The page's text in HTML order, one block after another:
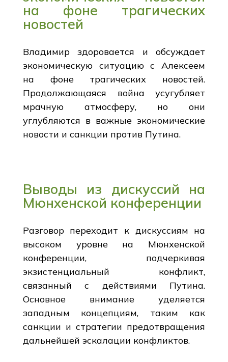
на фоне трагических
новостей
Владимир здоровается и обсуждает
экономическую ситуацию с Алексеем
на фоне трагических новостей.
Продолжающаяся война усугубляет
мрачную атмосферу, но они
углубляются в важные экономические
новости и санкции против Путина.
Выводы из дискуссий на
Мюнхенской конференции
Разговор переходит к дискуссиям на
высоком уровне на Мюнхенской
конференции, подчеркивая
экзистенциальный конфликт,
связанный с действиями Путина.
Основное внимание уделяется
западным концепциям, таким как
санкции и стратегии предотвращения
дальнейшей эскалации конфликтов.